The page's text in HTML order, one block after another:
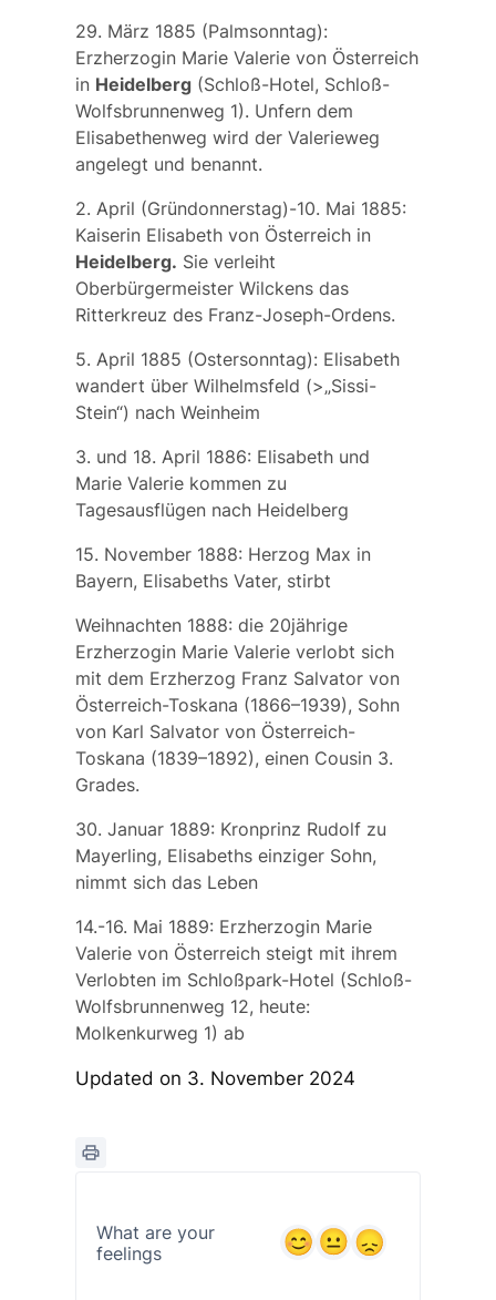
29. März 1885 (Palmsonntag):
Erzherzogin Marie Valerie von Österreich
in Heidelberg(Schloß-Hotel, Schloß-
Wolfsbrunnenweg 1). Unfern dem
Elisabethenweg wird der Valerieweg
angelegt und benannt.
2. April (Gründonnerstag)-10. Mai 1885:
Kaiserin Elisabeth von Österreich in
Heidelberg. Sie verleiht
Oberbürgermeister Wilckens das
Ritterkreuz des Franz-Joseph-Ordens.
5. April 1885 (Ostersonntag): Elisabeth
wandert über Wilhelmsfeld (>„Sissi-
Stein“) nach Weinheim
3. und 18. April 1886: Elisabeth und
Marie Valerie kommen zu
Tagesausflügen nach Heidelberg
15. November 1888: Herzog Max in
Bayern, Elisabeths Vater, stirbt
Weihnachten 1888: die 20jährige
Erzherzogin Marie Valerie verlobt sich
mit dem Erzherzog Franz Salvator von
Österreich-Toskana (1866–1939), Sohn
von Karl Salvator von Österreich-
Toskana (1839–1892), einen Cousin 3.
Grades.
30. Januar 1889: Kronprinz Rudolf zu
Mayerling, Elisabeths einziger Sohn,
nimmt sich das Leben
14.-16. Mai 1889: Erzherzogin Marie
Valerie von Österreich steigt mit ihrem
Verlobten im Schloßpark-Hotel (Schloß-
Wolfsbrunnenweg 12, heute:
Molkenkurweg 1) ab
Updated on 3. November 2024
What are your
feelings